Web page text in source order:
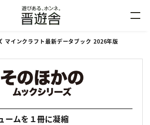
マインクラフト最新データブック 2026年版
ームを１冊に凝縮